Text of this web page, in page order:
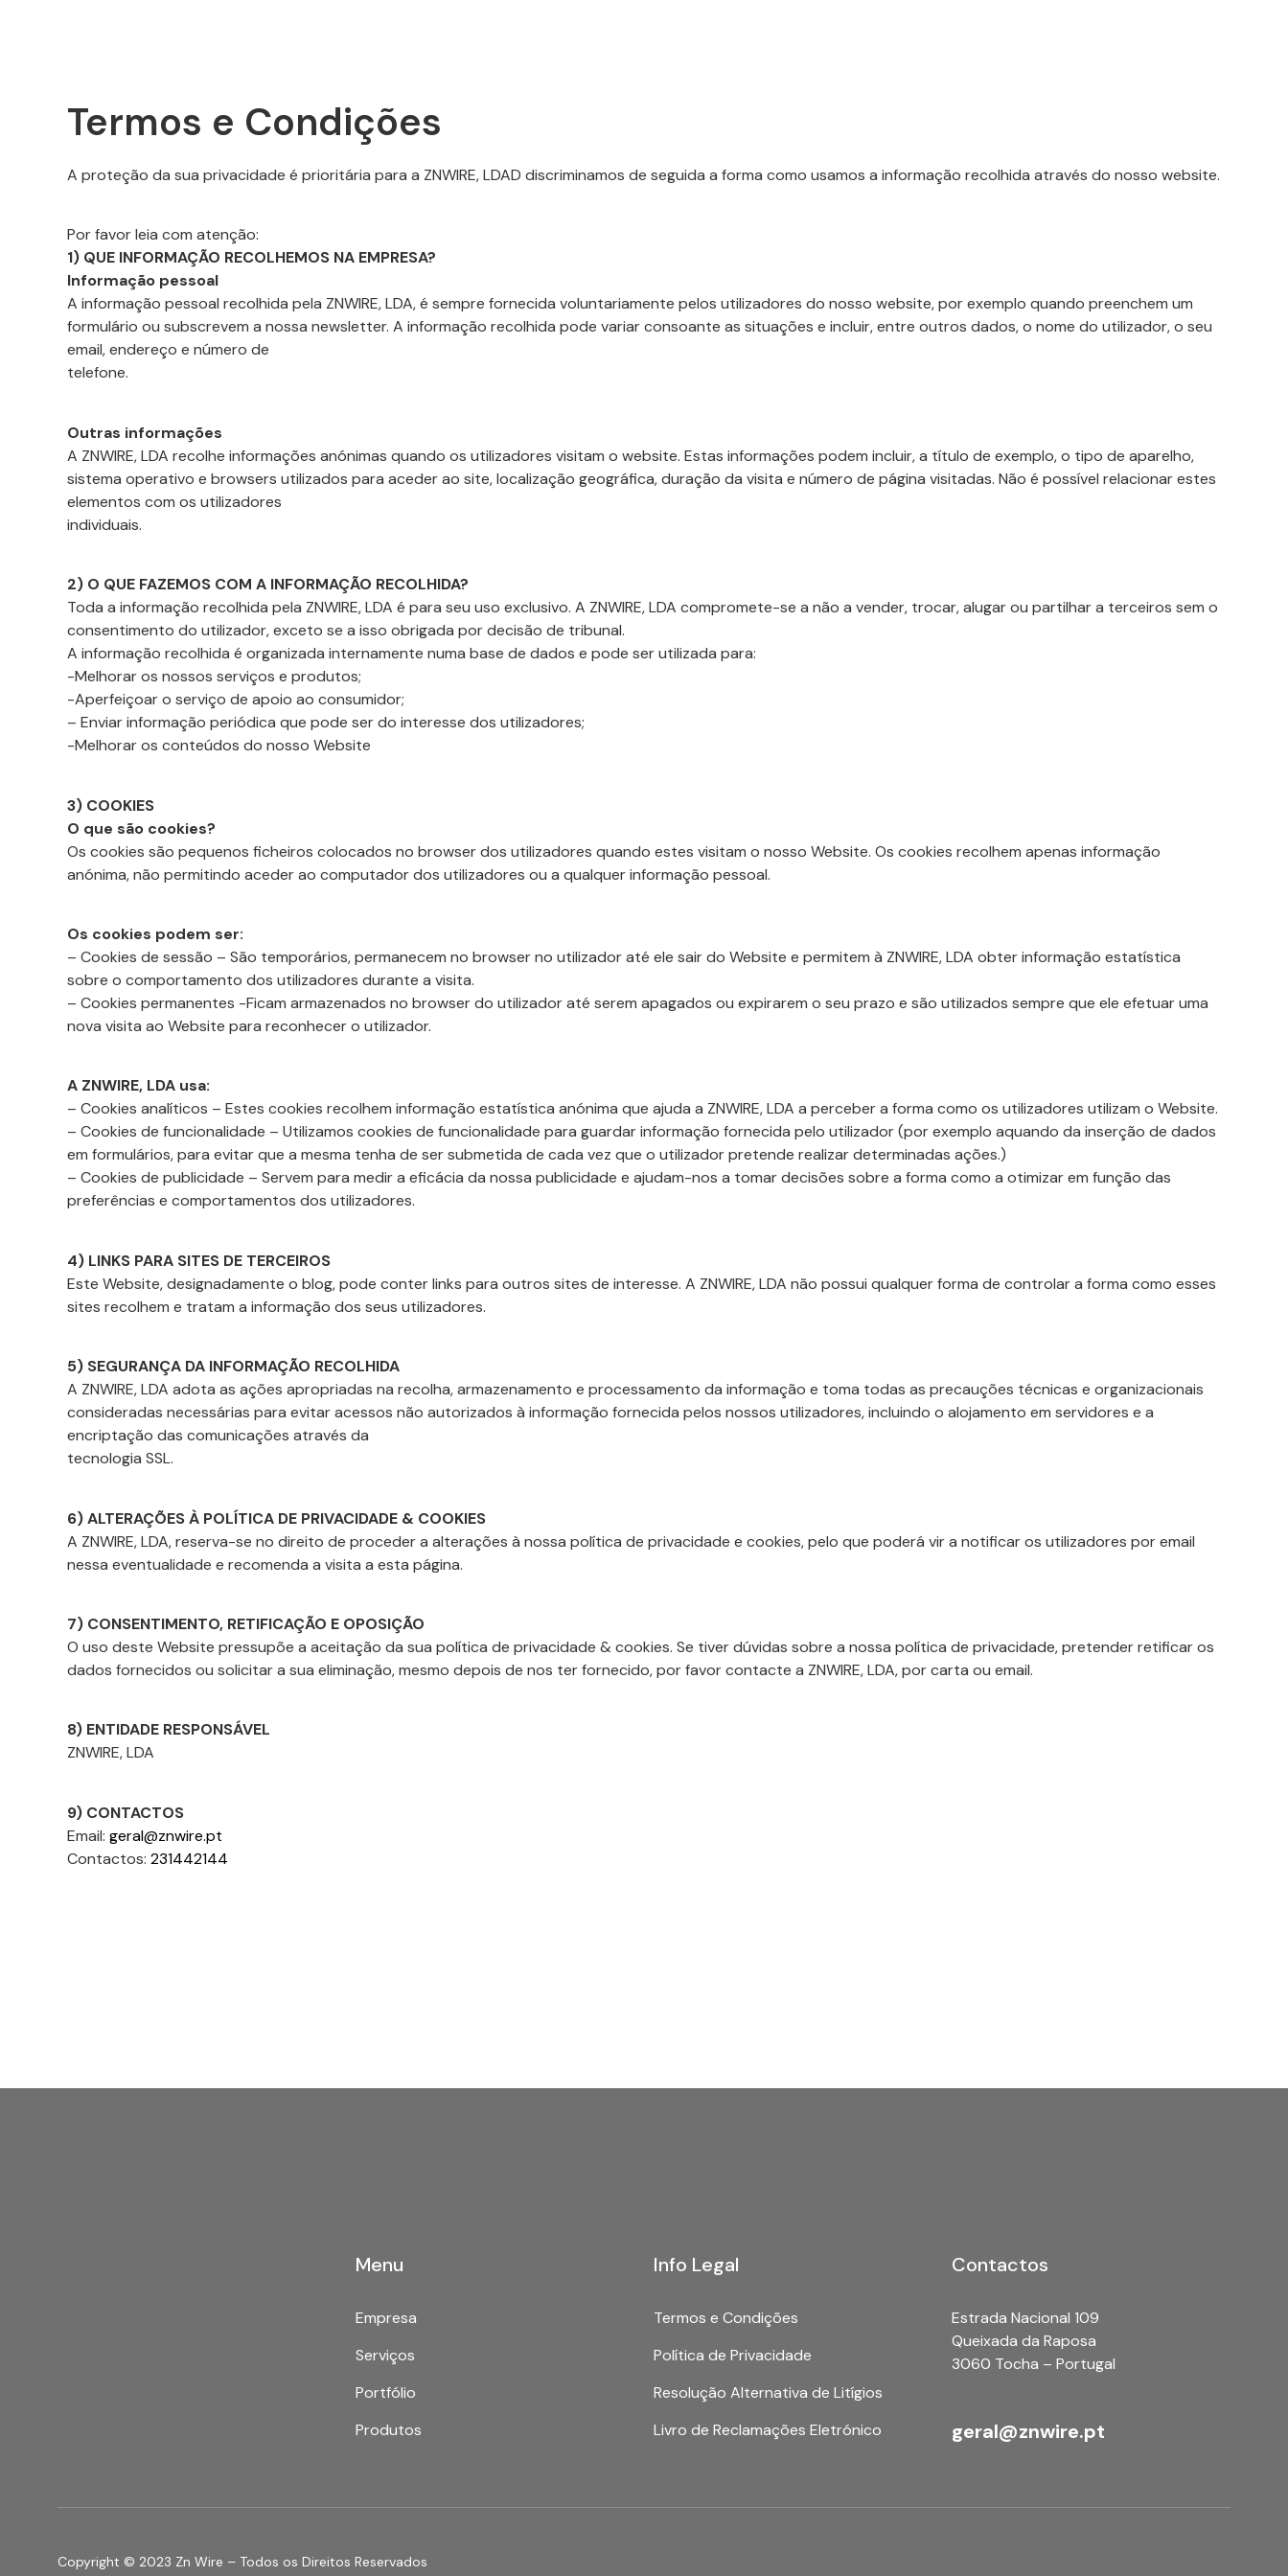
Termos e Condições
A proteção da sua privacidade é prioritária para a ZNWIRE, LDAD discriminamos de seguida a forma como usamos a informação recolhida através do nosso website.
Por favor leia com atenção:
1) QUE INFORMAÇÃO RECOLHEMOS NA EMPRESA?
Informação pessoal
A informação pessoal recolhida pela ZNWIRE, LDA, é sempre fornecida voluntariamente pelos utilizadores do nosso website, por exemplo quando preenchem um
formulário ou subscrevem a nossa newsletter. A informação recolhida pode variar consoante as situações e incluir, entre outros dados, o nome do utilizador, o seu
email, endereço e número de
telefone.
Outras informações
A ZNWIRE, LDA recolhe informações anónimas quando os utilizadores visitam o website. Estas informações podem incluir, a título de exemplo, o tipo de aparelho,
sistema operativo e browsers utilizados para aceder ao site, localização geográfica, duração da visita e número de página visitadas. Não é possível relacionar estes
elementos com os utilizadores
individuais.
2) O QUE FAZEMOS COM A INFORMAÇÃO RECOLHIDA?
Toda a informação recolhida pela ZNWIRE, LDA é para seu uso exclusivo. A ZNWIRE, LDA compromete-se a não a vender, trocar, alugar ou partilhar a terceiros sem o
consentimento do utilizador, exceto se a isso obrigada por decisão de tribunal.
A informação recolhida é organizada internamente numa base de dados e pode ser utilizada para:
-Melhorar os nossos serviços e produtos;
-Aperfeiçoar o serviço de apoio ao consumidor;
– Enviar informação periódica que pode ser do interesse dos utilizadores;
-Melhorar os conteúdos do nosso Website
3) COOKIES
O que são cookies?
Os cookies são pequenos ficheiros colocados no browser dos utilizadores quando estes visitam o nosso Website. Os cookies recolhem apenas informação
anónima, não permitindo aceder ao computador dos utilizadores ou a qualquer informação pessoal.
Os cookies podem ser:
– Cookies de sessão – São temporários, permanecem no browser no utilizador até ele sair do Website e permitem à ZNWIRE, LDA obter informação estatística
sobre o comportamento dos utilizadores durante a visita.
– Cookies permanentes -Ficam armazenados no browser do utilizador até serem apagados ou expirarem o seu prazo e são utilizados sempre que ele efetuar uma
nova visita ao Website para reconhecer o utilizador.
A ZNWIRE, LDA usa:
– Cookies analíticos – Estes cookies recolhem informação estatística anónima que ajuda a ZNWIRE, LDA a perceber a forma como os utilizadores utilizam o Website.
– Cookies de funcionalidade – Utilizamos cookies de funcionalidade para guardar informação fornecida pelo utilizador (por exemplo aquando da inserção de dados
em formulários, para evitar que a mesma tenha de ser submetida de cada vez que o utilizador pretende realizar determinadas ações.)
– Cookies de publicidade – Servem para medir a eficácia da nossa publicidade e ajudam-nos a tomar decisões sobre a forma como a otimizar em função das
preferências e comportamentos dos utilizadores.
4) LINKS PARA SITES DE TERCEIROS
Este Website, designadamente o blog, pode conter links para outros sites de interesse. A ZNWIRE, LDA não possui qualquer forma de controlar a forma como esses
sites recolhem e tratam a informação dos seus utilizadores.
5) SEGURANÇA DA INFORMAÇÃO RECOLHIDA
A ZNWIRE, LDA adota as ações apropriadas na recolha, armazenamento e processamento da informação e toma todas as precauções técnicas e organizacionais
consideradas necessárias para evitar acessos não autorizados à informação fornecida pelos nossos utilizadores, incluindo o alojamento em servidores e a
encriptação das comunicações através da
tecnologia SSL.
6) ALTERAÇÕES À POLÍTICA DE PRIVACIDADE & COOKIES
A ZNWIRE, LDA, reserva-se no direito de proceder a alterações à nossa política de privacidade e cookies, pelo que poderá vir a notificar os utilizadores por email
nessa eventualidade e recomenda a visita a esta página.
7) CONSENTIMENTO, RETIFICAÇÃO E OPOSIÇÃO
O uso deste Website pressupõe a aceitação da sua política de privacidade & cookies. Se tiver dúvidas sobre a nossa política de privacidade, pretender retificar os
dados fornecidos ou solicitar a sua eliminação, mesmo depois de nos ter fornecido, por favor contacte a ZNWIRE, LDA, por carta ou email.
8) ENTIDADE RESPONSÁVEL
ZNWIRE, LDA
9) CONTACTOS
Email: geral@znwire.pt
Contactos: 231442144
Menu
Empresa
Serviços
Portfólio
Produtos
Info Legal
Termos e Condições
Política de Privacidade
Resolução Alternativa de Litígios
Livro de Reclamações Eletrónico
Contactos
Estrada Nacional 109
Queixada da Raposa
3060 Tocha – Portugal
geral@znwire.pt
Copyright © 2023 Zn Wire – Todos os Direitos Reservados